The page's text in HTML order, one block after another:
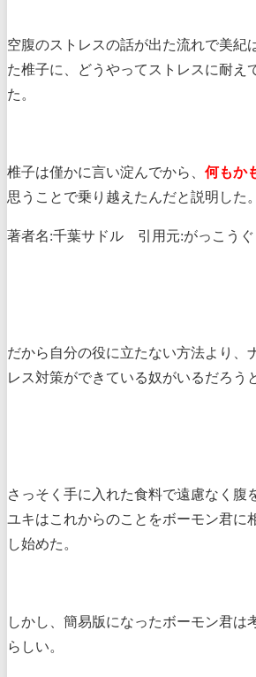
空腹のストレスの話が出た流れで美紀
た椎子に、どうやってストレスに耐え
た。
椎子は僅かに言い淀んでから、 何もか
思うことで乗り越えたんだと説明した。
著者名:千葉サドル 引用元:がっこうぐ
だから自分の役に立たない方法より、
レス対策ができている奴がいるだろう
さっそく手に入れた食料で遠慮なく腹
ユキはこれからのことをボーモン君に
し始めた。
しかし、簡易版になったボーモン君は
らしい。